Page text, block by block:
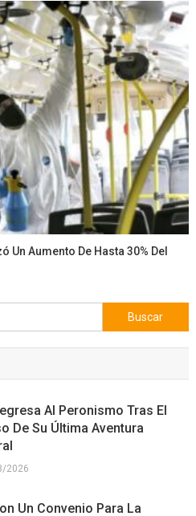
Aumento De Hasta 30% Del
Buscar:
Al Peronismo Tras El
De Su Última Aventura
2026
Un Convenio Para La